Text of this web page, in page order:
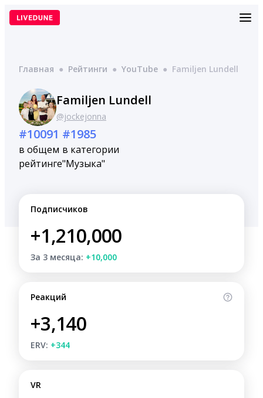
Перейти
Главная ● Рейтинги ● YouTube ● Familjen Lundell
Familjen Lundell
@jockejonna
#10091
в общем
рейтинге
#1985
в категории
"Музыка"
Подписчиков
+1,210,000
За 3 месяца: +10,000
Реакций
+3,140
ERV: +344
VR